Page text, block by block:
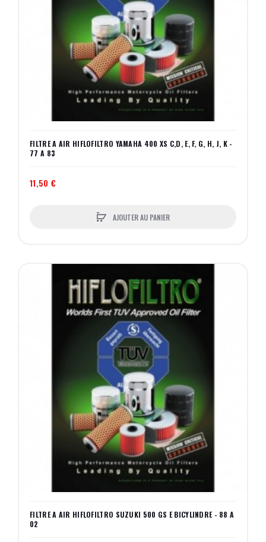
FILTRE A AIR HIFLOFILTRO YAMAHA 400 XS C,D, E, F, G, H, J, K -
77 A 83
11,50 €
AJOUTER AU PANIER
FILTRE A AIR HIFLOFILTRO SUZUKI 500 GS E BICYLINDRE - 88 A
02